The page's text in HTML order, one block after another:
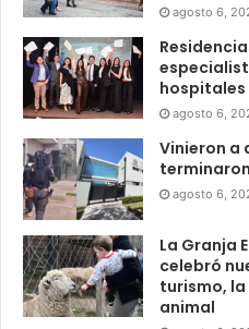
agosto 6,
hospitales
agosto 6,
Vinieron a
agosto 6,
La Granja
celebró
turismo,
animal